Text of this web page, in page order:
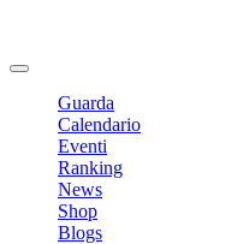
Guarda
Calendario
Eventi
Ranking
News
Shop
Blogs